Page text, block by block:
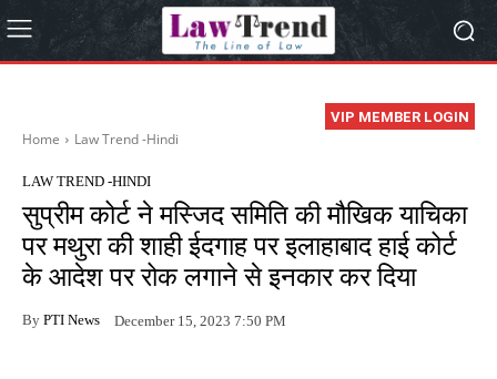
VIP MEMBER LOGIN
Home Law Trend -Hindi
LAW TREND -HINDI
सुप्रीम कोर्ट ने मस्जिद समिति की मौखिक याचिका
पर मथुरा की शाही ईदगाह पर इलाहाबाद हाई कोर्ट
के आदेश पर रोक लगाने से इनकार कर दिया
By PTI News December 15, 2023 7:50 PM